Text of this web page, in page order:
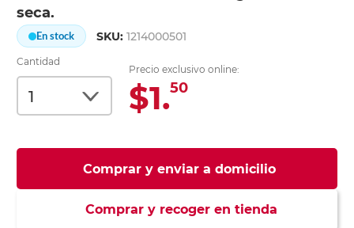
seca.
En stock SKU:1214000501
Cantidad
Precio exclusivo online:
$1.50
Comprar y enviar a domicilio
Comprar y recoger en tienda